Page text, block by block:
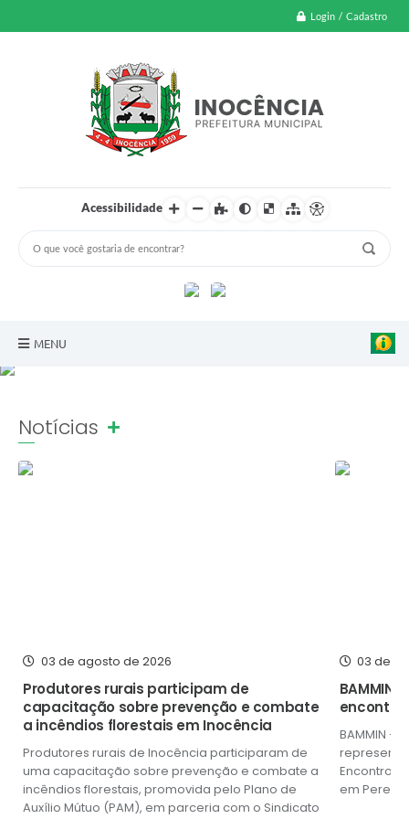
Login / Cadastro
Acessibilidade
MENU
Poder Executivo
Cartas de Serviços
Divida Ativa
PROCON
Plano de Capacitação
clique aqui e acompanhe
Notícias Ver mais
03 de agosto de 2026
Produtores rurais participam de
capacitação sobre prevenção e combate
a incêndios florestais em Inocência
Produtores rurais de Inocência participaram de
uma capacitação sobre prevenção e combate a
incêndios florestais, promovida pelo Plano de
Auxílio Mútuo (PAM), em parceria com o Sindicato
03 de
BAMMIN
encontro
BAMMIN –
Encontro
em